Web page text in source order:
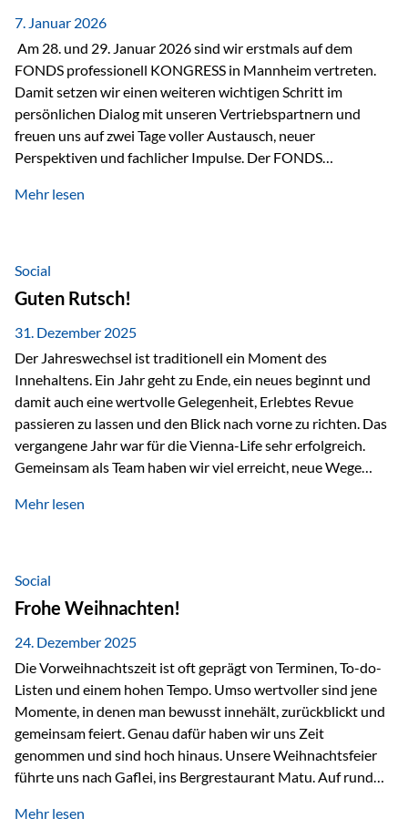
7. Januar 2026
Am 28. und 29. Januar 2026 sind wir erstmals auf dem
FONDS professionell KONGRESS in Mannheim vertreten.
Damit setzen wir einen weiteren wichtigen Schritt im
persönlichen Dialog mit unseren Vertriebspartnern und
freuen uns auf zwei Tage voller Austausch, neuer
Perspektiven und fachlicher Impulse. Der FONDS
Branchentreffen für Finanz- und Versicherungsprofis im
Vermögensstrukturierung und Nachfolgeplanung
gemeinsam zu diskutieren. Persönlich für Sie vor Ort An
beiden Kongresstagen stehen Ihnen Maximilian
Fichtenbauer, Dirk…
Mehr lesen
Social
Guten Rutsch!
31. Dezember 2025
Der Jahreswechsel ist traditionell ein Moment des
Innehaltens. Ein Jahr geht zu Ende, ein neues beginnt und
damit auch eine wertvolle Gelegenheit, Erlebtes Revue
passieren zu lassen und den Blick nach vorne zu richten. Das
vergangene Jahr war für die Vienna-Life sehr erfolgreich.
Gemeinsam als Team haben wir viel erreicht, neue Wege
Veranstaltungen wie der Schnifisschnauf, aber auch unsere
starkes Miteinander ist. Neben diesen gemeinsamen
Erlebnissen konnten wir…
Mehr lesen
Social
Frohe Weihnachten!
24. Dezember 2025
Die Vorweihnachtszeit ist oft geprägt von Terminen, To-do-
Listen und einem hohen Tempo. Umso wertvoller sind jene
Momente, in denen man bewusst innehält, zurückblickt und
gemeinsam feiert. Genau dafür haben wir uns Zeit
genommen und sind hoch hinaus. Unsere Weihnachtsfeier
führte uns nach Gaflei, ins Bergrestaurant Matu. Auf rund
beeindruckendes Panorama, sondern auch etwas, das im
Mehr lesen